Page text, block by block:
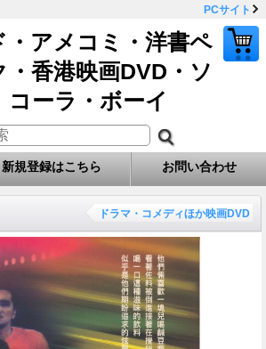
PCサイト
・アメコミ・洋書ペ
香港映画DVD・ソ
ーラ・ボーイ
新規登録はこちら お問い合わせ
ドラマ・コメディほか映画DVD